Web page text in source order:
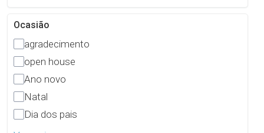
Ocasião
agradecimento
open house
Ano novo
Natal
Dia dos pais